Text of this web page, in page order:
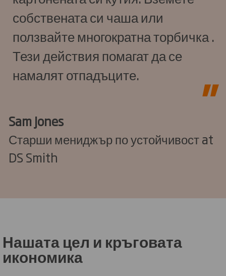
собствената си чаша или
ползвайте многократна торбичка .
Тези действия помагат да се
намалят отпадъците.
Sam Jones
Старши мениджър по устойчивост at
DS Smith
Нашата цел и кръговата
икономика